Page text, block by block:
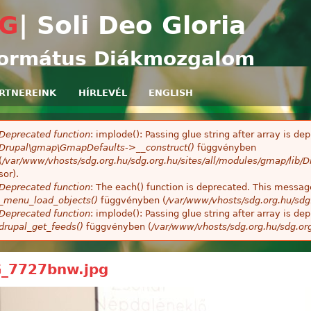
| Soli Deo Gloria
Diákmozgalom
HÍRLEVÉL ENGLISH
function: implode(): Passing glue string after array is
>__construct() függvényben
(/var/www/vhosts/sdg.org.hu/sdg.org.hu/sites/all/modules/gmap/lib/
function: The each() function is deprecated. This
_menu_load_objects() függvényben (/var/www/vhosts/sdg.org.hu/
function: implode(): Passing glue string after array is
függvényben (/var/www/vhosts/sdg.org.hu/